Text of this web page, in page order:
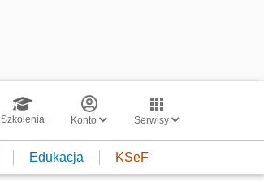
Szkolenia Konto Serwisy
Edukacja KSeF